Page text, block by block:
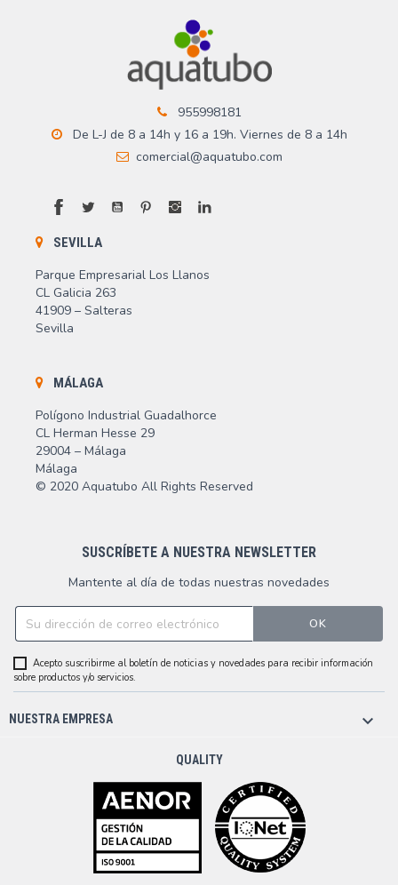
955998181
De L-J de 8 a 14h y 16 a 19h. Viernes de 8 a 14h
comercial@aquatubo.com
Facebook
Twitter YouTubePinterestInstagram
SEVILLA
Parque Empresarial Los Llanos
CL Galicia 263
41909 – Salteras
Sevilla
MÁLAGA
Polígono Industrial Guadalhorce
CL Herman Hesse 29
29004 – Málaga
Málaga
© 2020 Aquatubo All Rights Reserved
SUSCRÍBETE A NUESTRA NEWSLETTER
Mantente al día de todas nuestras novedades
Acepto suscribirme al boletín de noticias y novedades para recibir información
sobre productos y/o servicios.
NUESTRA EMPRESA 
QUALITY